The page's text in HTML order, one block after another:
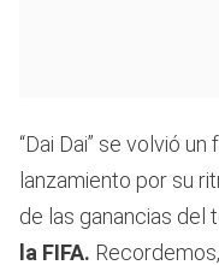
“Dai Dai” se volvió
lanzamiento por su
de las ganancias del
la FIFA.